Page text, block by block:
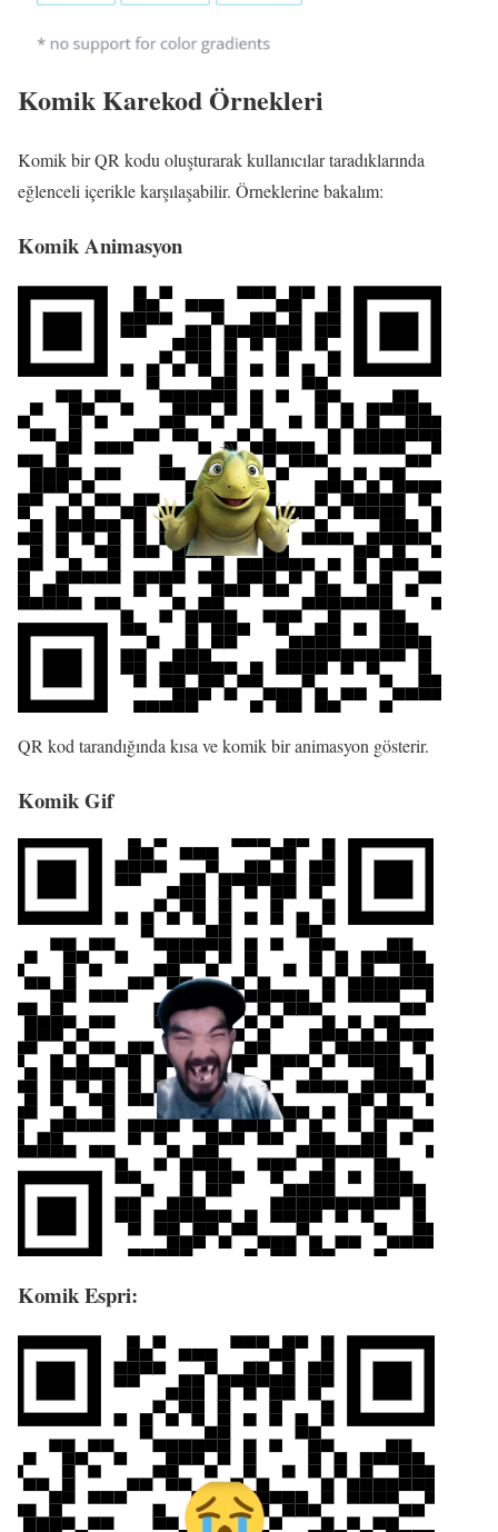
Komik Karekod Örnekleri
Komik bir QR kodu oluşturarak kullanıcılar taradıklarında
eğlenceli içerikle karşılaşabilir. Örneklerine bakalım:
Komik Animasyon
QR kod tarandığında kısa ve komik bir animasyon gösterir.
Komik Gif
Komik Espri: